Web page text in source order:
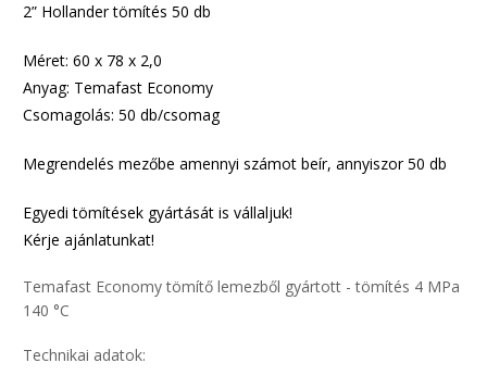
2” Hollander tömítés 50 db
Méret: 60 x 78 x 2,0
Anyag: Temafast Economy
Csomagolás: 50 db/csomag
Megrendelés mezőbe amennyi számot beír, annyiszor 50 db
Egyedi tömítések gyártását is vállaljuk!
Kérje ajánlatunkat!
Temafast Economy tömítő lemezből gyártott - tömítés 4 MPa
140 °C
Technikai adatok: